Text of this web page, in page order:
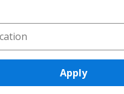
Apply